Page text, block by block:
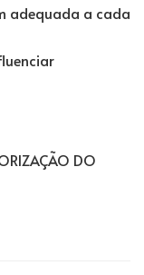
adequada a cada
DO